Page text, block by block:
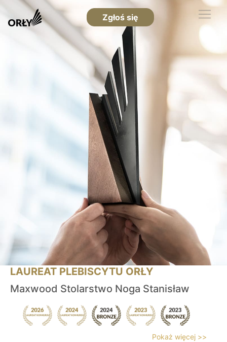
Zgłoś się
LAUREAT PLEBISCYTU ORŁY
Maxwood Stolarstwo Noga Stanisław
Pokaż więcej >>